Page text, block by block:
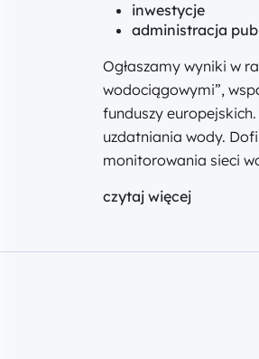
inwestycje
administracja
Ogłaszamy wyniki w
wodociągowymi”,
funduszy
uzdatniania wody.
monitorowania sieci
czytaj więcej